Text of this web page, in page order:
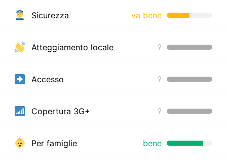
Sicurezza va bene
Atteggiamento locale ?
Accesso ?
Copertura 3G+ ?
Per famiglie bene